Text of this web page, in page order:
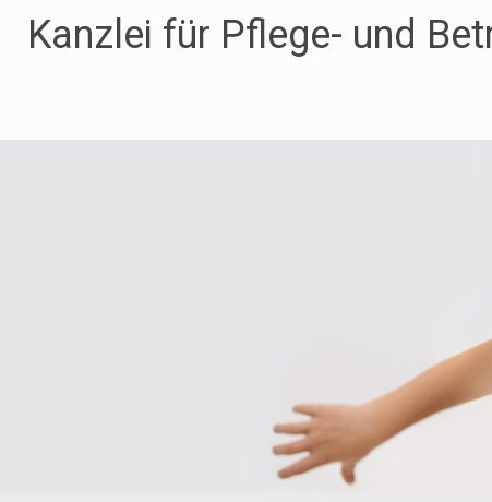
InhaltKanzlei für Pflege- und